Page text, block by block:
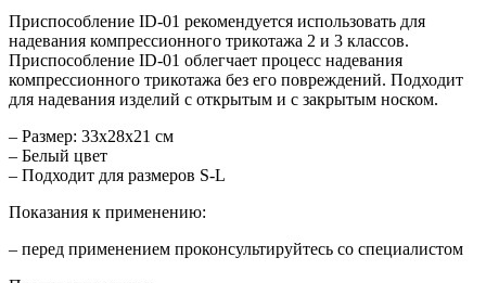
Приспособление ID-01 рекомендуется использовать для
надевания компрессионного трикотажа 2 и 3 классов.
Приспособление ID-01 облегчает процесс надевания
компрессионного трикотажа без его повреждений. Подходит
для надевания изделий с открытым и с закрытым носком.
– Размер: 33х28х21 см
– Белый цвет
– Подходит для размеров S-L
Показания к применению:
– перед применением проконсультируйтесь со специалистом